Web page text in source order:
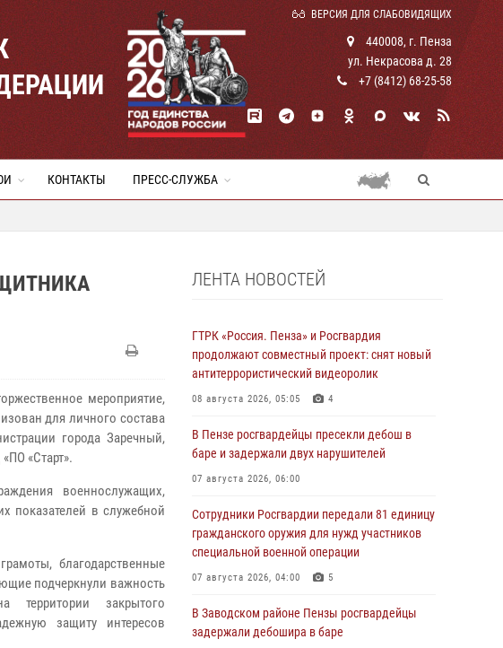
ВЕРСИЯ ДЛЯ СЛАБОВИДЯЩИХ
440008, г. Пенза
ул. Некрасова д. 28
+7 (8412) 68-25-58
КОНТАКТЫ ПРЕСС-СЛУЖБА
мероприятие,
для личного состава
города Заречный,
«Старт».
военнослужащих,
показателей в служебной
благодарственные
подчеркнули важность
территории закрытого
защиту интересов
ЛЕНТА НОВОСТЕЙ
ГТРК «Россия. Пенза» и Росгвардия
продолжают совместный проект: снят новый
антитеррористический видеоролик
08 августа 2026, 05:05 4
В Пензе росгвардейцы пресекли дебош в
баре и задержали двух нарушителей
07 августа 2026, 06:00
Сотрудники Росгвардии передали 81 единицу
гражданского оружия для нужд участников
специальной военной операции
07 августа 2026, 04:00 5
В Заводском районе Пензы росгвардейцы
задержали дебошира в баре